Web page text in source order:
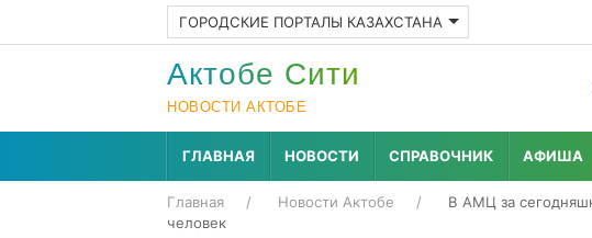
ГОРОДСКИЕ ПОРТАЛЫ КАЗАХСТАНА
Актобе Cити
НОВОСТИ АКТОБЕ
ГЛАВНАЯ НОВОСТИ СПРАВОЧНИК АФИША
Главная Новости Актобе
В АМЦ за
человек